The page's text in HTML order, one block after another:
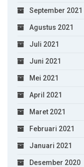
September 2021
Agustus 2021
Juli 2021
Juni 2021
Mei 2021
April 2021
Maret 2021
Februari 2021
Januari 2021
Desember 2020